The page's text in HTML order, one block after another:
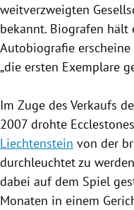
weitverzweigten
bekannt. Biografen hält
Autobiografie erscheine
„die ersten Exemplare
Im Zuge des Verkaufs
2007 drohte Ecclestones
Liechtenstein von der
durchleuchtet zu
dabei auf dem Spiel
Monaten in einem